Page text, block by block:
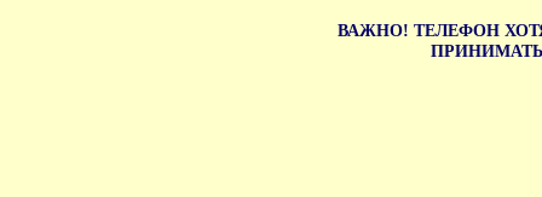
ВАЖНО! ТЕЛЕФОН
ПРИНИМАТЬ